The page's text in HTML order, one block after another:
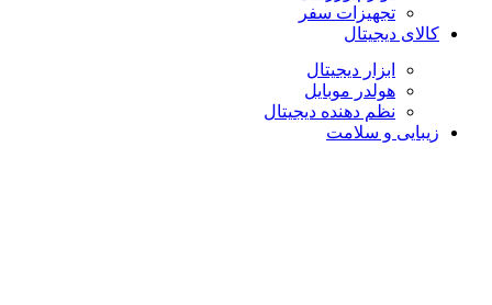
تجهیزات سفر
کالای دیجیتال
ابزار دیجیتال
هولدر موبایل
نظم دهنده دیجیتال
زیبایی و سلامت